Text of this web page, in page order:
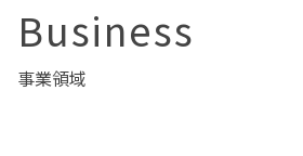
Business
事業領域